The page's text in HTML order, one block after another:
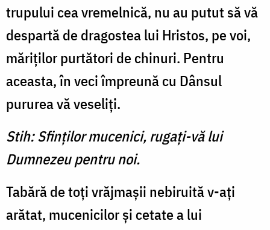
trupului cea vremelnică, nu au putut să vă
despartă de dragostea lui Hristos, pe voi,
măriţilor purtători de chinuri. Pentru
aceasta, în veci împreună cu Dânsul
pururea vă veseliţi.
Stih: Sfinţilor mucenici, rugaţi-vă lui
Dumnezeu pentru noi.
Tabără de toţi vrăjmaşii nebiruită v-aţi
arătat, mucenicilor şi cetate a lui